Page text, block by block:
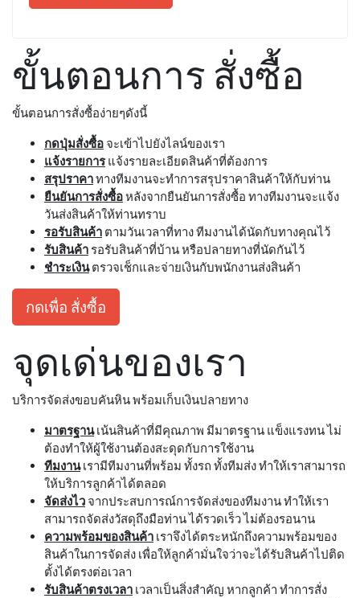
ขั้นตอนการ สั่งซื้อ
ขั้นตอนการสั่งซื้อง่ายๆดังนี้
กดปุ่มสั่งซื้อ จะเข้าไปยังไลน์ของเรา
แจ้งรายการแจ้งรายละเอียดสินค้าที่ต้องการ
สรุปราคาทางทีมงานจะทำการสรุปราคาสินค้าให้กับท่าน
ยืนยันการสั่งซื้อหลังจากยืนยันการสั่งซื้อ ทางทีมงานจะแจ้ง
วันส่งสินค้าให้ท่านทราบ
รอรับสินค้า ตามวันเวลาที่ทาง ทีมงานได้นัดกับทางคุณไว้
รับสินค้า รอรับสินค้าที่บ้าน หรือปลายทางที่นัดกันไว้
ชำระเงินตรวจเช็กและจ่ายเงินกับพนักงานส่งสินค้า
กดเพื่อ สั่งซื้อ
จุดเด่นของเรา
บริการจัดส่งขอบคันหิน พร้อมเก็บเงินปลายทาง
มาตรฐานเน้นสินค้าที่มีคุณภาพ มีมาตรฐาน แข็งแรงทน ไม่
ต้องทำให้ผู้ใช้งานต้องสะดุดกับการใช้งาน
ทีมงานเรามีทีมงานที่พร้อม ทั้งรถ ทั้งทีมส่ง ทำให้เราสามารถ
ให้บริการลูกค้าได้ตลอด
จัดส่งไว จากประสบการณ์การจัดส่งของทีมงาน ทำให้เรา
สามารถจัดส่งวัสดุถึงมือท่าน ได้รวดเร็ว ไม่ต้องรอนาน
ความพร้อมของสินค้า เราจึงได้ตระหนักถึงความพร้อมของ
สินค้าในการจัดส่ง เพื่อให้ลูกค้ามั่นใจว่าจะได้รับสินค้าไปติด
ตั้งได้ตรงต่อเวลา
รับสินค้าตรงเวลา เวลาเป็นสิ่งสำคัญ หากลูกค้า ทำการสั่ง